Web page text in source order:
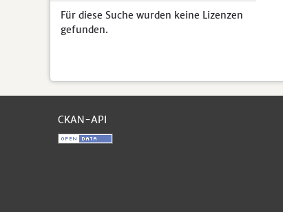
Für diese Suche wurden keine Lizenzen
gefunden.
CKAN-API